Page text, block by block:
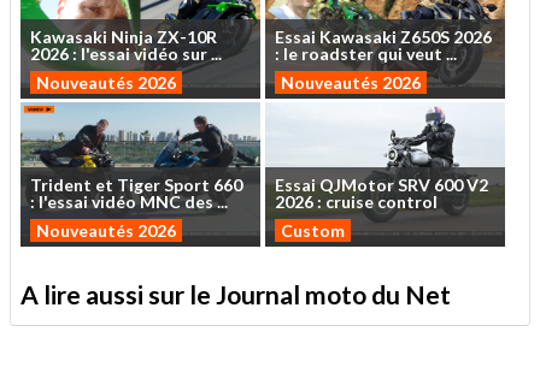
Kawasaki NinjaZX-10R
2026: l'essaividéo sur...
Nouveautés 2026
Essai KawasakiZ650S 2026
: le roadsterquiveut ...
Nouveautés 2026
Trident et TigerSport 660
: l'essaividéoMNCdes...
Nouveautés 2026
EssaiQJMotorSRV 600V2
2026 : cruise control
Custom
A lire aussi sur le Journal moto du Net